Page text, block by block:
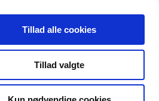
Tillad alle cookies
Tillad valgte